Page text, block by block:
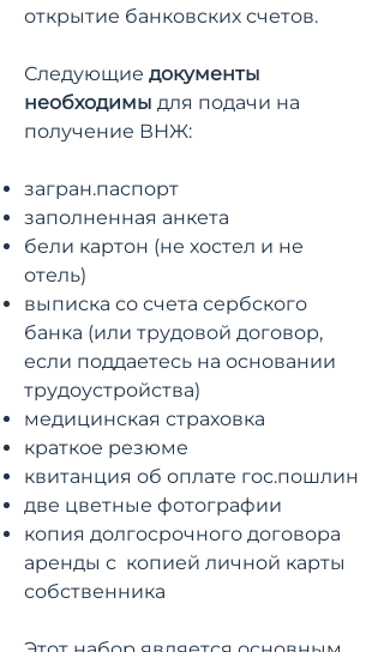
открытие банковских счетов.
Следующие документы
необходимы для подачи на
получение ВНЖ:
загран.паспорт
заполненная анкета
бели картон (не хостел и не
отель)
выписка со счета сербского
банка (или трудовой договор,
если поддаетесь на основании
трудоустройства)
медицинская страховка
краткое резюме
квитанция об оплате гос.пошлин
две цветные фотографии
копия долгосрочного договора
аренды с копией личной карты
собственника